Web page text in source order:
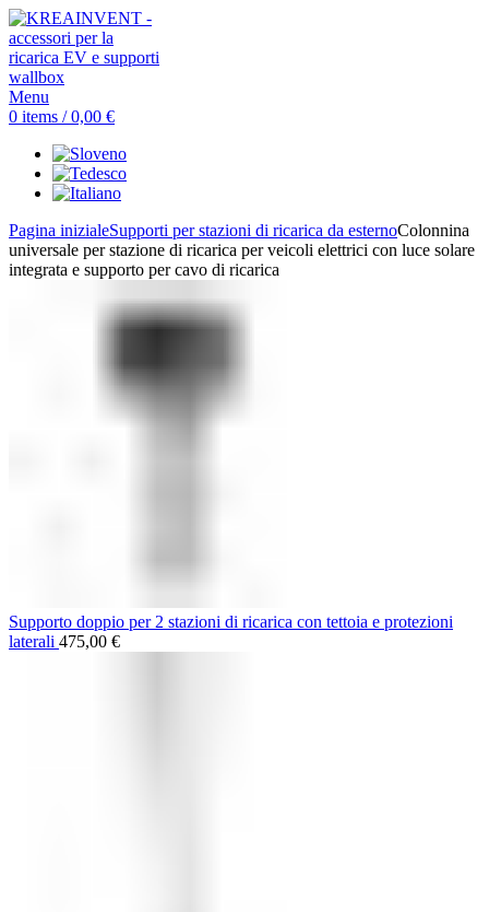
Menu
0 items / 0,00 €
Pagina inizialeSupporti per stazioni di ricarica da esternoColonnina
universale per stazione di ricarica per veicoli elettrici con luce solare
integrata e supporto per cavo di ricarica
Supporto doppio per 2 stazioni di ricarica con tettoia e protezioni
laterali 475,00 €